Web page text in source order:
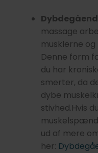
massage
musklerne
Denne form
du har
smerter, da
dybe
stivhed.Hvis
ud af mere
her: